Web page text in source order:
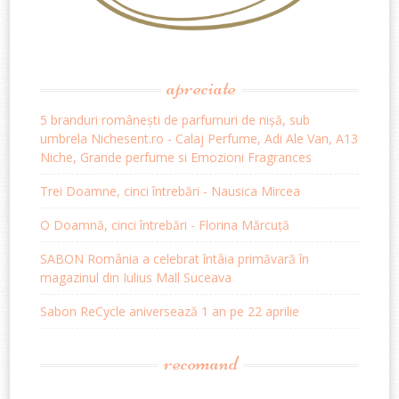
apreciate
5 branduri românești de parfumuri de nișă, sub
umbrela Nichesent.ro - Calaj Perfume, Adi Ale Van, A13
Niche, Grande perfume si Emozioni Fragrances
Trei Doamne, cinci întrebări - Nausica Mircea
O Doamnă, cinci întrebări - Florina Mărcuță
SABON România a celebrat întâia primăvară în
magazinul din Iulius Mall Suceava
Sabon ReCycle aniversează 1 an pe 22 aprilie
recomand